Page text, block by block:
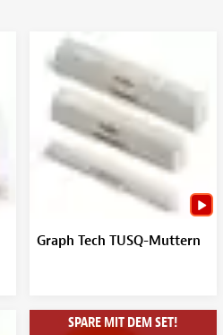
Graph Tech TUSQ-Muttern
SPARE MIT DEM SET!